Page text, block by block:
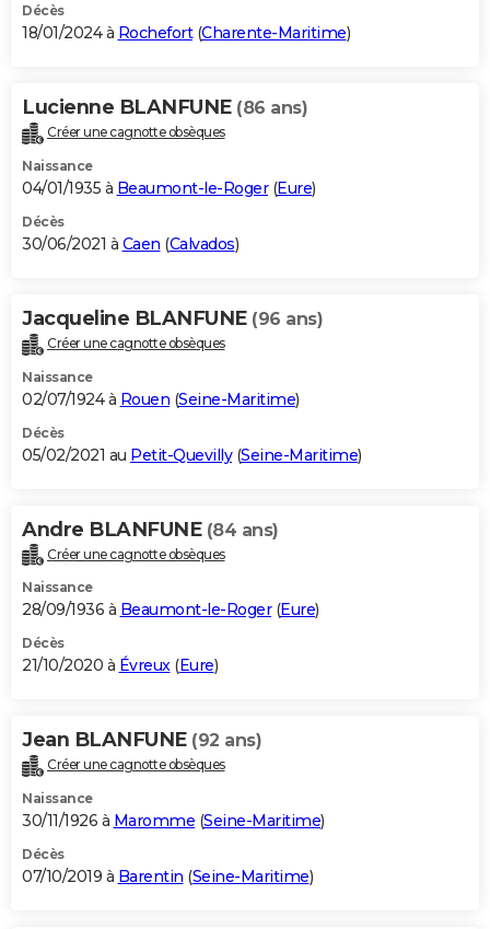
S'inscrire
Se connecter
Lycées
Collèges
Primaires
Universités
Entreprises
Service militaire
Avis de recherche
AVIS DE DÉCÈS
Bricolage
Lifestyle
Culture
Sport
Auto
Television
Voyage
Cinema
Décès
18/01/2024 à Rochefort(Charente-Maritime)
Lucienne BLANFUNE (86 ans)
Créer une cagnotte obsèques
Naissance
04/01/1935 à Beaumont-le-Roger(Eure)
Décès
30/06/2021 à Caen (Calvados)
Jacqueline BLANFUNE (96 ans)
Créer une cagnotte obsèques
Naissance
02/07/1924 à Rouen (Seine-Maritime)
Décès
05/02/2021 au Petit-Quevilly(Seine-Maritime)
Andre BLANFUNE (84 ans)
Créer une cagnotte obsèques
Naissance
28/09/1936 à Beaumont-le-Roger(Eure)
Décès
21/10/2020 à Évreux(Eure)
Jean BLANFUNE (92 ans)
Créer une cagnotte obsèques
Naissance
30/11/1926 à Maromme (Seine-Maritime)
Décès
07/10/2019 à Barentin (Seine-Maritime)